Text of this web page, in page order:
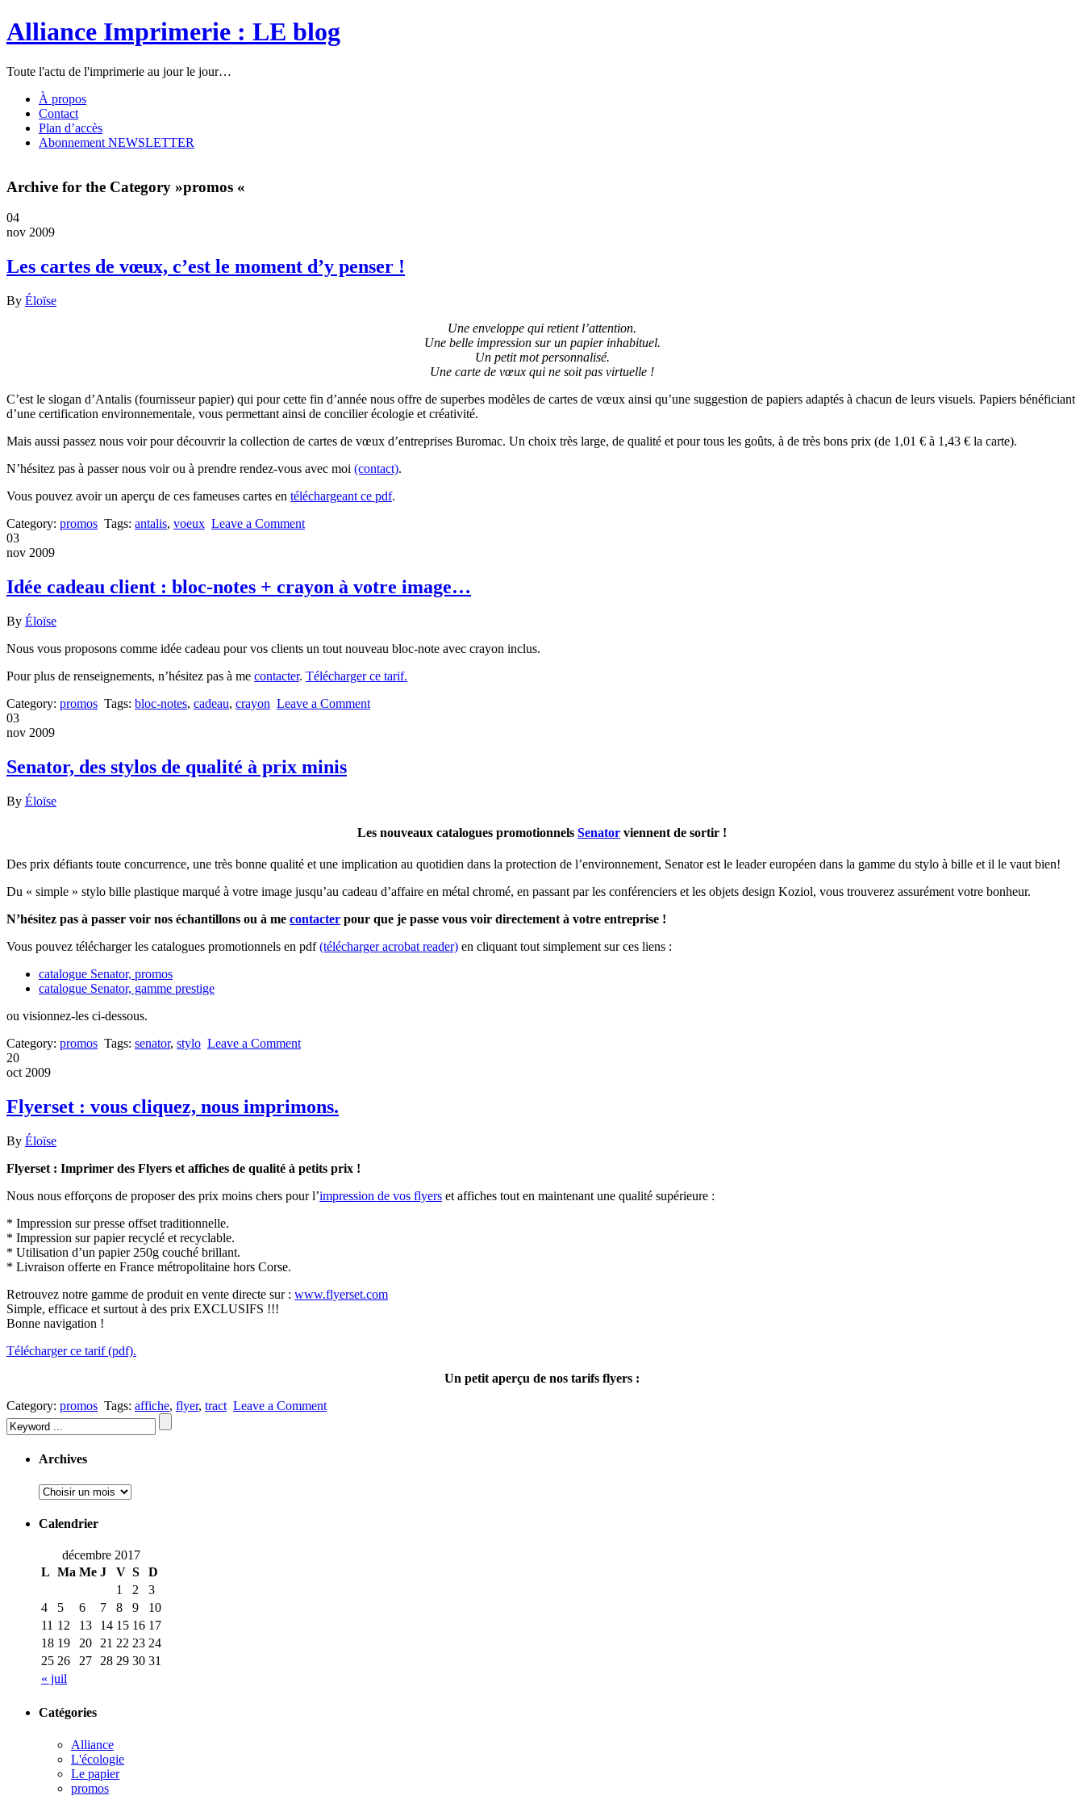
Alliance Imprimerie : LE blog
Toute l'actu de l'imprimerie au jour le jour…
À propos
Contact
Plan d’accès
Abonnement NEWSLETTER
Archive for the Category »promos «
04
nov 2009
Les cartes de vœux, c’est le moment d’y penser !
By Éloïse
Une enveloppe qui retient l’attention.
Une belle impression sur un papier inhabituel.
Un petit mot personnalisé.
Une carte de vœux qui ne soit pas virtuelle !
C’est le slogan d’Antalis (fournisseur papier) qui pour cette fin d’année nous offre de superbes modèles de cartes de vœux ainsi qu’une suggestion de papiers adaptés à chacun de leurs visuels. Papiers bénéficiant
d’une certification environnementale, vous permettant ainsi de concilier écologie et créativité.
Mais aussi passez nous voir pour découvrir la collection de cartes de vœux d’entreprises Buromac. Un choix très large, de qualité et pour tous les goûts, à de très bons prix (de 1,01 € à 1,43 € la carte).
N’hésitez pas à passer nous voir ou à prendre rendez-vous avec moi (contact).
Vous pouvez avoir un aperçu de ces fameuses cartes en téléchargeant ce pdf.
Category: promos Tags: antalis, voeux Leave a Comment
03
nov 2009
Idée cadeau client : bloc-notes + crayon à votre image…
By Éloïse
Nous vous proposons comme idée cadeau pour vos clients un tout nouveau bloc-note avec crayon inclus.
Pour plus de renseignements, n’hésitez pas à me contacter. Télécharger ce tarif.
Category: promos Tags: bloc-notes, cadeau, crayon Leave a Comment
03
nov 2009
Senator, des stylos de qualité à prix minis
By Éloïse
Les nouveaux catalogues promotionnels Senator viennent de sortir !
Des prix défiants toute concurrence, une très bonne qualité et une implication au quotidien dans la protection de l’environnement, Senator est le leader européen dans la gamme du stylo à bille et il le vaut bien!
Du « simple » stylo bille plastique marqué à votre image jusqu’au cadeau d’affaire en métal chromé, en passant par les conférenciers et les objets design Koziol, vous trouverez assurément votre bonheur.
N’hésitez pas à passer voir nos échantillons ou à me contacter pour que je passe vous voir directement à votre entreprise !
Vous pouvez télécharger les catalogues promotionnels en pdf(télécharger acrobat reader) en cliquant tout simplement sur ces liens :
catalogue Senator, promos
catalogue Senator, gamme prestige
ou visionnez-les ci-dessous.
Category: promos Tags: senator, stylo Leave a Comment
20
oct 2009
Flyerset : vous cliquez, nous imprimons.
By Éloïse
Flyerset : Imprimer des Flyers et affiches de qualité à petits prix !
Nous nous efforçons de proposer des prix moins chers pour l’impression de vos flyers et affiches tout en maintenant une qualité supérieure :
* Impression sur presse offset traditionnelle.
* Impression sur papier recyclé et recyclable.
* Utilisation d’un papier 250g couché brillant.
* Livraison offerte en France métropolitaine hors Corse.
Retrouvez notre gamme de produit en vente directe sur : www.flyerset.com
Simple, efficace et surtout à des prix EXCLUSIFS !!!
Bonne navigation !
Télécharger ce tarif (pdf).
Un petit aperçu de nos tarifs flyers :
Category: promos Tags: affiche, flyer, tract Leave a Comment
Archives
Calendrier
décembre 2017
L Ma Me J V S D
« juil
1 2
3
4
5 6 7 8 9
10
11 12 13 14 15 16 17
18 19 20 21 22 23 24
25 26 27 28 29 30 31
Catégories
Alliance
L'écologie
Le papier
promos